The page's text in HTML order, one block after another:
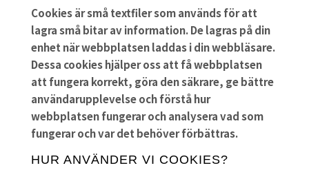
Cookies är små textfiler som används för att
lagra små bitar av information. De lagras på din
enhet när webbplatsen laddas i din webbläsare.
Dessa cookies hjälper oss att få webbplatsen
att fungera korrekt, göra den säkrare, ge bättre
användarupplevelse och förstå hur
webbplatsen fungerar och analysera vad som
fungerar och var det behöver förbättras.
HUR ANVÄNDER VI COOKIES?